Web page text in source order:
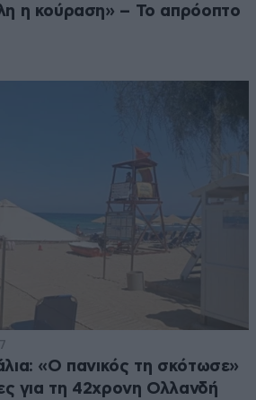
η κούραση» – Το απρόοπτο
«Ο πανικός τη σκότωσε»
για τη 42χρονη Ολλανδή